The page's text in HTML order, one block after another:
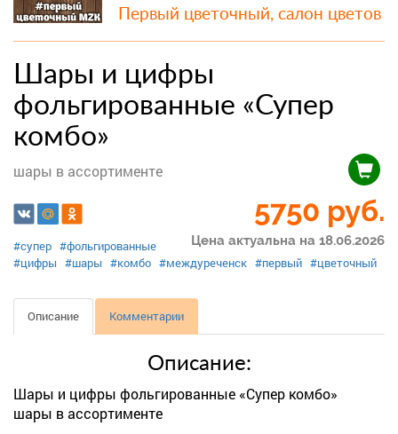
Первый цветочный, салон цветов
Шары и цифры
фольгированные «Супер
комбо»
шары в ассортименте
5750 руб.
Цена актуальна на 18.06.2026
#супер #фольгированные
#цифры #шары #комбо #междуреченск #первый #цветочный
Описание Комментарии
Описание:
Шары и цифры фольгированные «Супер комбо»
шары в ассортименте